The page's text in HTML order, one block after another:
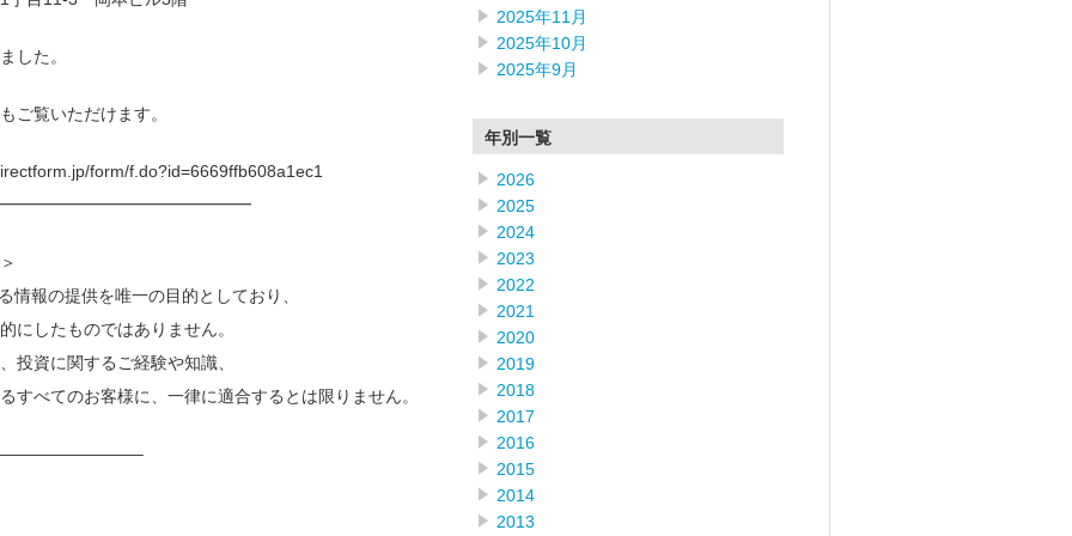
した。
ご覧いただけます。
form/f.do?id=6669ffb608a1ec1
情報の提供を唯一の目的としており、
にしたものではありません。
投資に関するご経験や知識、
すべてのお客様に、一律に適合するとは限りません。
2025年11月
2025年10月
2025年9月
年別一覧
2026
2025
2024
2023
2022
2021
2020
2019
2018
2017
2016
2015
2014
2013